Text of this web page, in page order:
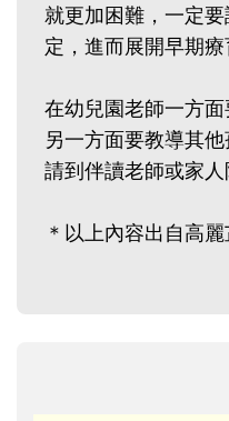
就更加困難，一定
定，進而展開早期療
在幼兒園老師一方
另一方面要教導其
請到伴讀老師或家人
＊以上內容出自高